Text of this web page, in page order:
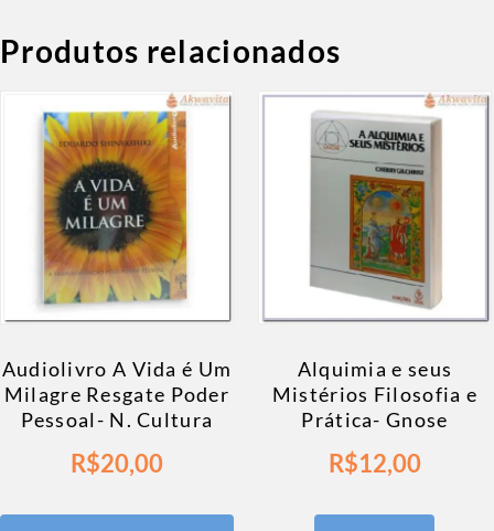
Produtos relacionados
Audiolivro A Vida é Um
Milagre Resgate Poder
Pessoal- N. Cultura
R$20,00
Alquimia e seus
Mistérios Filosofia e
Prática- Gnose
R$12,00